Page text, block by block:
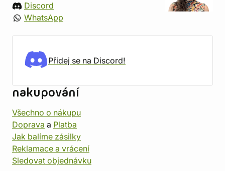
Discord
WhatsApp
Přidej se na Discord!
nakupování
Všechno o nákupu
Doprava a Platba
Jak balíme zásilky
Reklamace a vrácení
Sledovat objednávku